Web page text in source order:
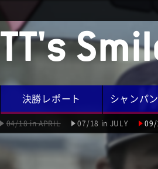
TT's
決勝レポート シャンパ
04/18 in APRIL 07/18 in JULY 09/